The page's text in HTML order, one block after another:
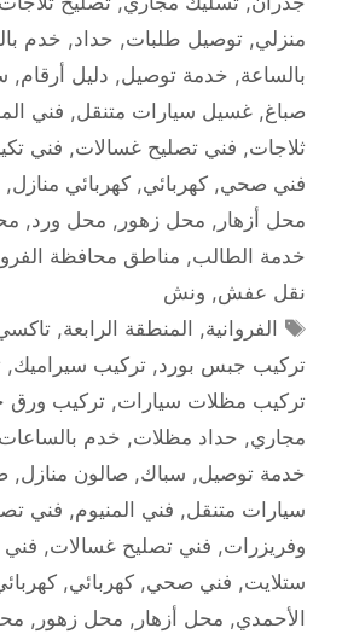
منزلي, توصيل طلبات, حداد, خدم
بالساعة, خدمة توصيل, دليل أرقام,
صباغ, غسيل سيارات متنقل, فني
ثلاجات, فني تصليح غسالات, فني
فني صحي, كهربائي, كهربائي منازل,
محل أزهار , محل زهور , محل ورد,
خدمة الطالب, مناطق محافظة
نقل عفش, ونش
الوسوم
الفروانية, المنطقة الرابعة,
تركيب جبس بورد, تركيب سيراميك,
تركيب مظلات سيارات, تركيب ورق
مجاري, حداد مظلات, خدم بالساعات
خدمة توصيل, سباك, صالون منازل,
سيارات متنقل, فني المنيوم, فني
وفريزرات, فني تصليح غسالات, فني
ستلايت, فني صحي, كهربائي,
الأحمدي, محل أزهار , محل زهور ,